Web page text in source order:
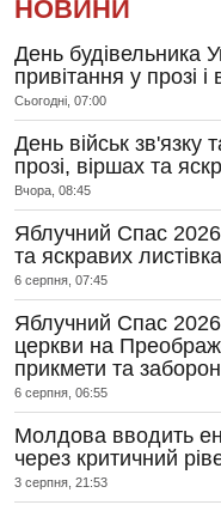
НОВИНИ
День будівельника
привітання у прозі і
Сьогодні, 07:00
День військ зв'язку
прозі, віршах та
Вчора, 08:45
Яблучний Спас
та яскравих
6 серпня, 07:45
Яблучний Спас
церкви на
прикмети та
6 серпня, 06:55
Молдова вводить
через критичний
3 серпня, 21:53